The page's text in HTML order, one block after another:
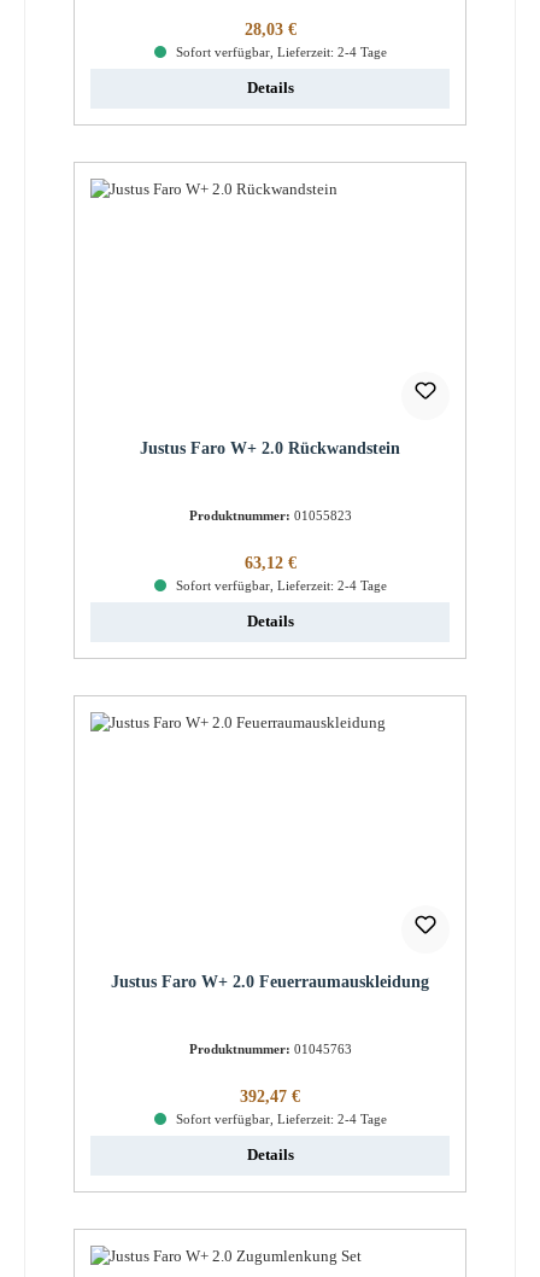
Regulärer Preis:
28,03 €
Sofort verfügbar, Lieferzeit: 2-4 Tage
Details
Justus Faro W+ 2.0 Rückwandstein
Produktnummer: 01055823
Regulärer Preis:
63,12 €
Sofort verfügbar, Lieferzeit: 2-4 Tage
Details
Justus Faro W+ 2.0 Feuerraumauskleidung
Produktnummer: 01045763
Regulärer Preis:
392,47 €
Sofort verfügbar, Lieferzeit: 2-4 Tage
Details